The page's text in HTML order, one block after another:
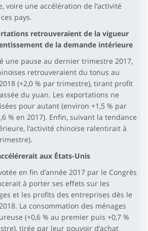
voire une accélération de l’activité
pays.
retrouveraient de la vigueur
de la demande intérieure
une pause au dernier trimestre 2017,
retrouveraient du tonus au
(+2,0 % par trimestre), tirant profit
du yuan. Les exportations ne
pour autant (environ +1,5 % par
% en 2017). Enfin, suivant la tendance
l’activité chinoise ralentirait à
aux États-Unis
en fin d’année 2017 par le Congrès
à porter ses effets sur les
et les profits des entreprises dès le
La consommation des ménages
(+0,6 % au premier puis +0,7 %
tirée par leur pouvoir d’achat